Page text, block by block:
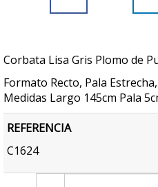
Corbata Lisa Gris Plomo de
Formato Recto, Pala
Medidas Largo 145cm Pala
REFERENCIA
C1624